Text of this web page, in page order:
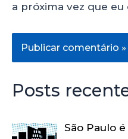
a próxima vez que
Posts
São Paulo